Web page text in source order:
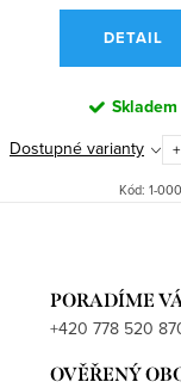
DETAIL
Skladem
Dostupné varianty
Kód: 1-
PORADÍME
+420 778 520
OVĚŘENÝ